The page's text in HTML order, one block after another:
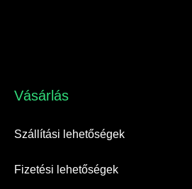
Vásárlás​
Szállítási lehetőségek
Fizetési lehetőségek